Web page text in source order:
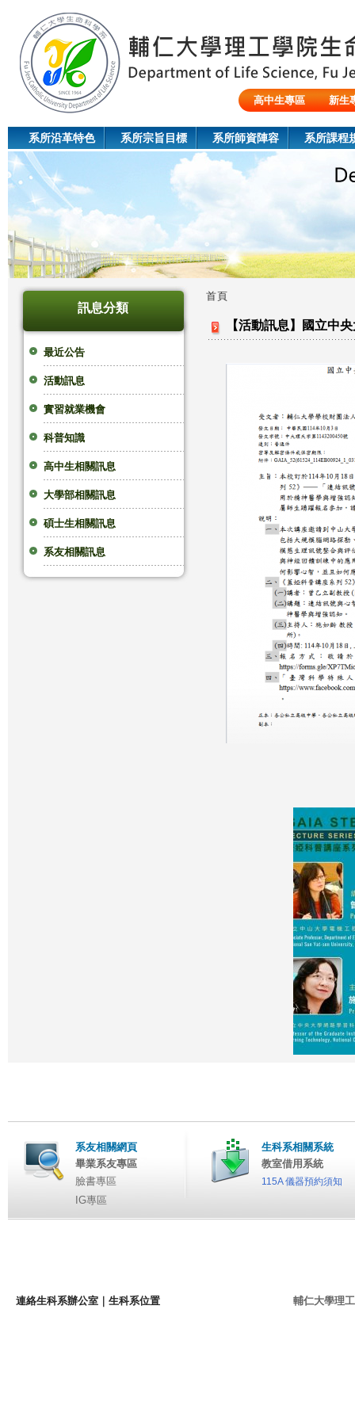
高中生專區
新生
系所沿革特色 系所宗旨目標 系所師資陣容 系所課程
訊息分類
最近公告
活動訊息
實習就業機會
科普知識
高中生相關訊息
大學部相關訊息
碩士生相關訊息
系友相關訊息
您
首頁
【活動訊息】國立中
系友相關網頁
畢業系友專區
臉書專區
IG專區
生科系相關系統
教室借用系統
115A 儀器預約須知
連絡生科系辦公室 生科系位置 輔仁大學理